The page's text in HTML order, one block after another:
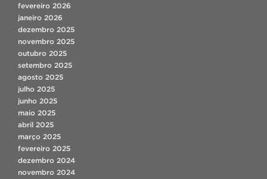
fevereiro 2026
janeiro 2026
dezembro 2025
novembro 2025
outubro 2025
setembro 2025
agosto 2025
julho 2025
junho 2025
maio 2025
abril 2025
março 2025
fevereiro 2025
dezembro 2024
novembro 2024